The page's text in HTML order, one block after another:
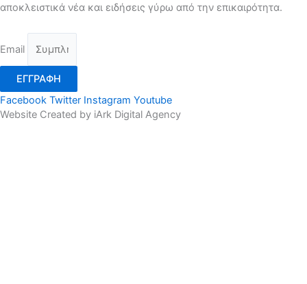
αποκλειστικά νέα και ειδήσεις γύρω από την επικαιρότητα.
Email
ΕΓΓΡΑΦΗ
Facebook Twitter Instagram Youtube
Website Created by iArk Digital Agency